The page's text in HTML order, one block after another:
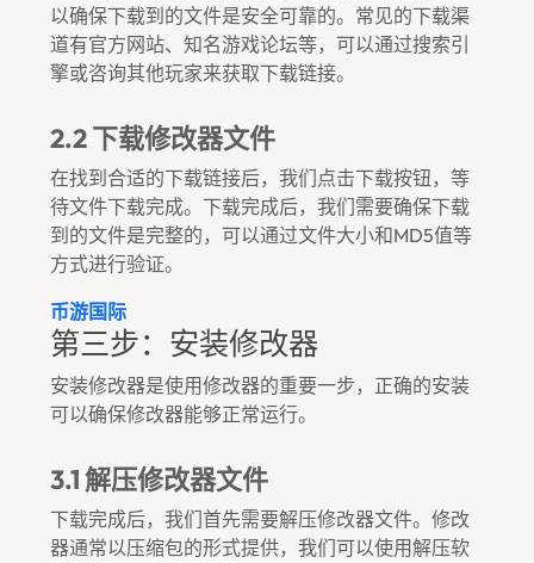
以确保下载到的文件是安全可靠的。常见的下载渠
道有官方网站、知名游戏论坛等，可以通过搜索引
擎或咨询其他玩家来获取下载链接。
2.2 下载修改器文件
在找到合适的下载链接后，我们点击下载按钮，等
待文件下载完成。下载完成后，我们需要确保下载
到的文件是完整的，可以通过文件大小和MD5值等
方式进行验证。
币游国际
第三步：安装修改器
安装修改器是使用修改器的重要一步，正确的安装
可以确保修改器能够正常运行。
3.1 解压修改器文件
下载完成后，我们首先需要解压修改器文件。修改
器通常以压缩包的形式提供，我们可以使用解压软